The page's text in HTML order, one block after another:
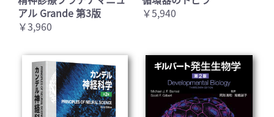
アル Grande 第3版
￥3,960
￥5,940